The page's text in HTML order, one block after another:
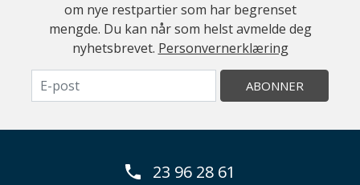
om nye restpartier som har begrenset
mengde. Du kan når som helst avmelde deg
nyhetsbrevet. Personvernerklæring
ABONNER
23 96 28 61